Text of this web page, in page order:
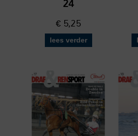
€5,25
lees verder